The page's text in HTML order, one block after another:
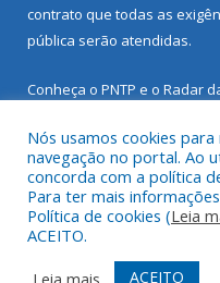
contrato que todas as
pública serão atendidas.
Conheça o PNTP e o Radar
Todos os direitos
Mapa do Site Acessar
Nós usamos cookies
navegação no portal. Ao
concorda com a política
Para ter mais
Política de cookies (Leia
ACEITO.
Leia mais
ACEITO